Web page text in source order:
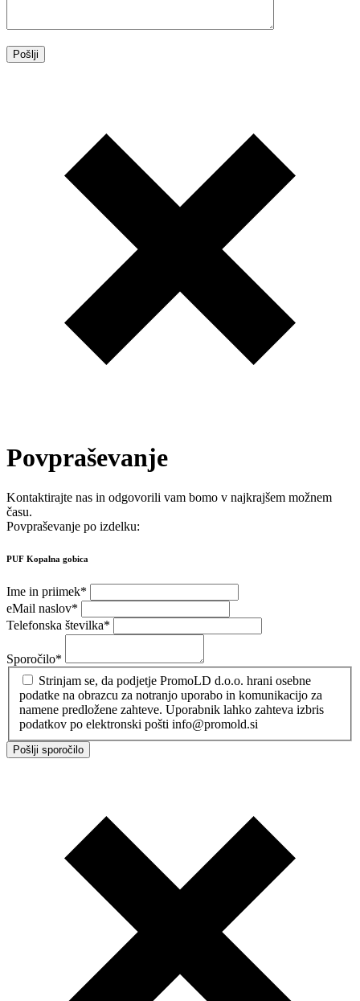
Povpraševanje
Kontaktirajte nas in odgovorili vam bomo v najkrajšem možnem
času.
Povpraševanje po izdelku:
PUF Kopalna gobica
Ime in priimek*
eMail naslov*
Telefonska številka*
Sporočilo*
Strinjam se, da podjetje PromoLD d.o.o. hrani osebne
podatke na obrazcu za notranjo uporabo in komunikacijo za
namene predložene zahteve. Uporabnik lahko zahteva izbris
podatkov po elektronski pošti info@promold.si
Pošlji sporočilo